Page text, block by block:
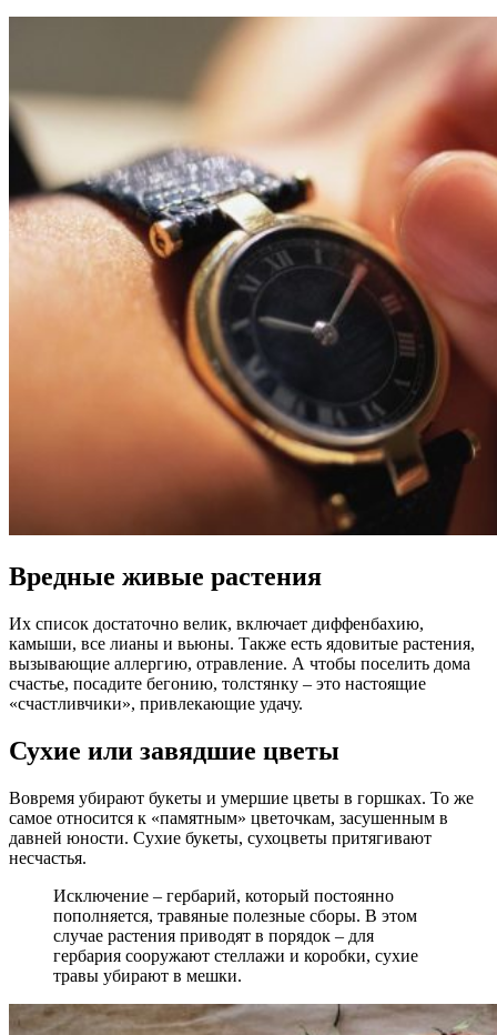
Вредные живые растения
Их список достаточно велик, включает диффенбахию,
камыши, все лианы и вьюны. Также есть ядовитые растения,
вызывающие аллергию, отравление. А чтобы поселить дома
счастье, посадите бегонию, толстянку – это настоящие
«счастливчики», привлекающие удачу.
Сухие или завядшие цветы
Вовремя убирают букеты и умершие цветы в горшках. То же
самое относится к «памятным» цветочкам, засушенным в
давней юности. Сухие букеты, сухоцветы притягивают
несчастья.
Исключение – гербарий, который постоянно
пополняется, травяные полезные сборы. В этом
случае растения приводят в порядок – для
гербария сооружают стеллажи и коробки, сухие
травы убирают в мешки.